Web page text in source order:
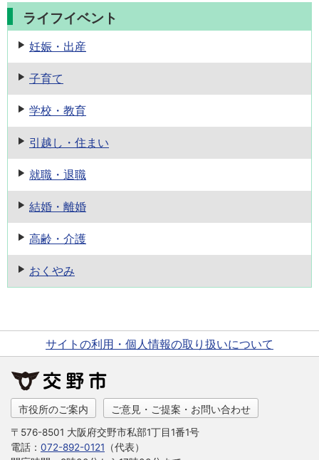
ライフイベント
妊娠・出産
子育て
学校・教育
引越し・住まい
就職・退職
結婚・離婚
高齢・介護
おくやみ
サイトの利用・個人情報の取り扱いについて
市役所のご案内 ご意見・ご提案・お問い合わせ
〒576-8501 大阪府交野市私部1丁目1番1号
電話： 072-892-0121 （代表）